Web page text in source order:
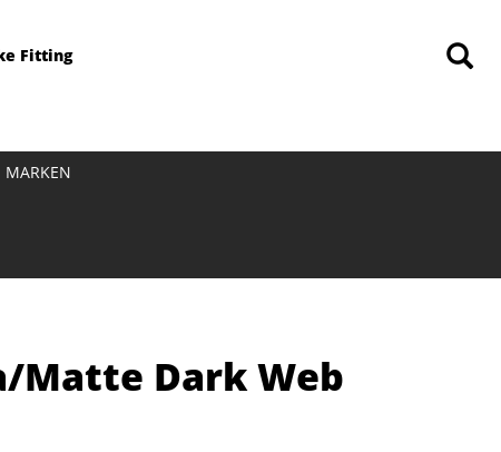
Fitting
MARKEN
Matte Dark Web